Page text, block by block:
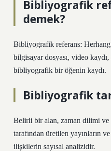
Bibliyografik
demek?
Bibliyografik referans:
bilgisayar dosyası, video
bibliyografik bir öğenin kaydı.
Bibliyografik
Belirli bir alan, zaman dilimi
tarafından üretilen yayınların
ilişkilerin sayısal analizidir.